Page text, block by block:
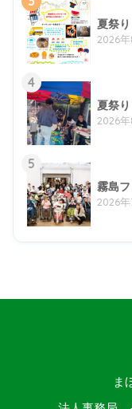
夏祭り
2026
4
夏祭り
2026
5
霧島
2026
ま